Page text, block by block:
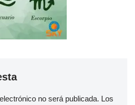
no será publicada. Los